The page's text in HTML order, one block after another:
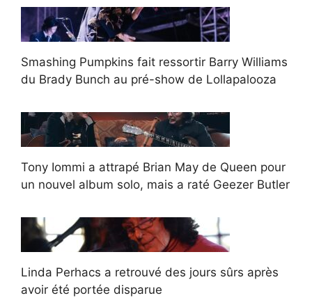
Smashing Pumpkins fait ressortir Barry Williams
du Brady Bunch au pré-show de Lollapalooza
Tony Iommi a attrapé Brian May de Queen pour
un nouvel album solo, mais a raté Geezer Butler
Linda Perhacs a retrouvé des jours sûrs après
avoir été portée disparue